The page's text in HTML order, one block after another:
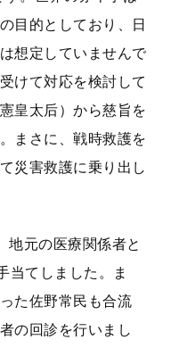
目的としており、日
想定していませんで
けて対応を検討して
皇太后）から慈旨を
まさに、戦時救護を
災害救護に乗り出し
元の医療関係者と
当てしました。ま
た佐野常民も合流
の回診を行いまし